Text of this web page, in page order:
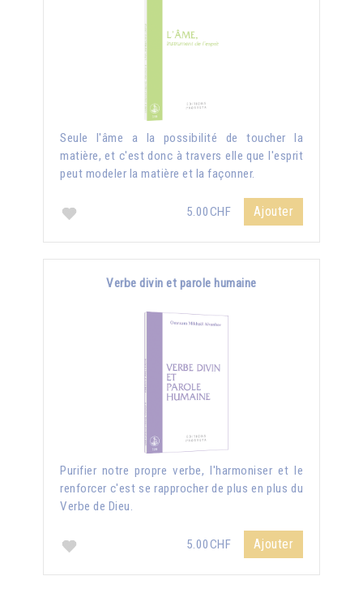
Seule l'âme a la possibilité de toucher la
matière, et c'est donc à travers elle que l'esprit
peut modeler la matière et la façonner.
5.00CHF Ajouter
Verbe divin et parole humaine
Purifier notre propre verbe, l'harmoniser et le
renforcer c'est se rapprocher de plus en plus du
Verbe de Dieu.
5.00CHF Ajouter